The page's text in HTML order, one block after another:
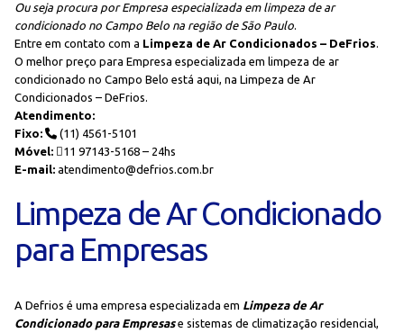
Ou seja procura por Empresa especializada em limpeza de ar
condicionado no Campo Belo na região de São Paulo.
Entre em contato com a Limpeza de Ar Condicionados – DeFrios.
O melhor preço para Empresa especializada em limpeza de ar
condicionado no Campo Belo está aqui, na Limpeza de Ar
Condicionados – DeFrios.
Atendimento:
Fixo:
(11) 4561-5101
Móvel:
11 97143-5168 – 24hs
E-mail: atendimento@defrios.com.br
Limpeza de Ar Condicionado
para Empresas
A Defrios é uma empresa especializada em Limpeza de Ar
Condicionado para Empresase sistemas de climatização residencial,